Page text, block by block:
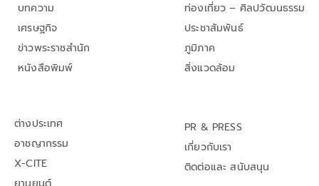
บทความ
เศรษฐกิจ
ข่าวพระราชสำนัก
หนังสือพิมพ์
ท่องเที่ยว – ศิลปวัฒนธรรม
ประชาสัมพันธ์
ภูมิภาค
สิ่งแวดล้อม
ต่างประเทศ
อาชญากรรม
X-CITE
PR & PRESS
เกี่ยวกับเรา
ติดต่อและ สนับสนุน